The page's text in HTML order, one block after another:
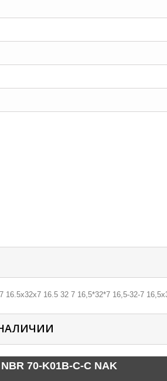
16.5х32х7 16.5 32 7 16,5*32*7 16,5-32-7
70-K01B-C-C NAK